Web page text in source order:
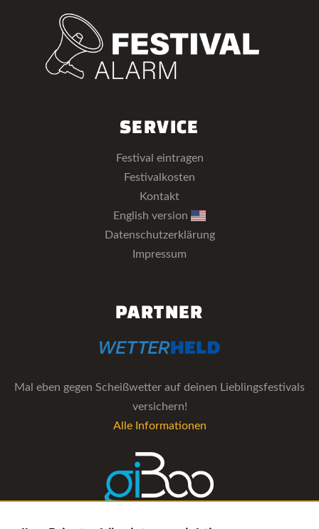
SERVICE
Festival eintragen
Festivalkosten
Kontakt
English version
Datenschutzerklärung
Impressum
PARTNER
Mal eben gegen Scheißwetter auf deinen Lieblingsfestivals
versichern!
Alle Informationen